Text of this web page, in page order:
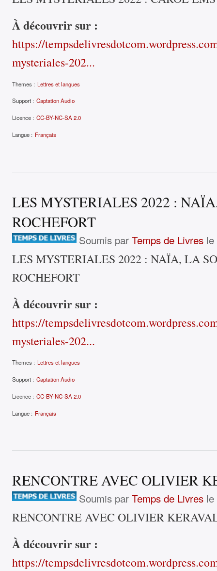
À découvrir sur :
https://
mysteriales-202...
Themes : Lettres et langues
Support : Captation Audio
Licence : CC-BY-NC-SA 2.0
Langue : Français
LES MYSTERIALES 2022 :
ROCHEFORT
Soumis parTemps de Livres
LES MYSTERIALES 2022 : NAÏA, LA
ROCHEFORT
À découvrir sur :
https://
mysteriales-202...
Themes : Lettres et langues
Support : Captation Audio
Licence : CC-BY-NC-SA 2.0
Langue : Français
RENCONTRE AVEC OLIVIER
Soumis parTemps de Livres
RENCONTRE AVEC OLIVIER
À découvrir sur :
https://